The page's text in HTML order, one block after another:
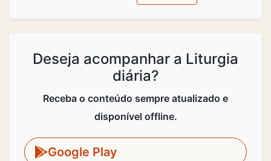
Deseja acompanhar a Liturgia
diária?
Receba o conteúdo sempre atualizado e
disponível offline.
Google Play